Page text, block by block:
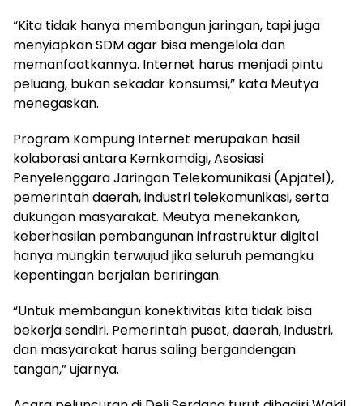
“Kita tidak hanya membangun jaringan, tapi juga
menyiapkan SDM agar bisa mengelola dan
memanfaatkannya. Internet harus menjadi pintu
peluang, bukan sekadar konsumsi,” kata Meutya
menegaskan.
Program Kampung Internet merupakan hasil
kolaborasi antara Kemkomdigi, Asosiasi
Penyelenggara Jaringan Telekomunikasi (Apjatel),
pemerintah daerah, industri telekomunikasi, serta
dukungan masyarakat. Meutya menekankan,
keberhasilan pembangunan infrastruktur digital
hanya mungkin terwujud jika seluruh pemangku
kepentingan berjalan beriringan.
“Untuk membangun konektivitas kita tidak bisa
bekerja sendiri. Pemerintah pusat, daerah, industri,
dan masyarakat harus saling bergandengan
tangan,” ujarnya.